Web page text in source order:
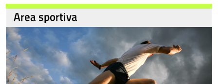
Area sportiva